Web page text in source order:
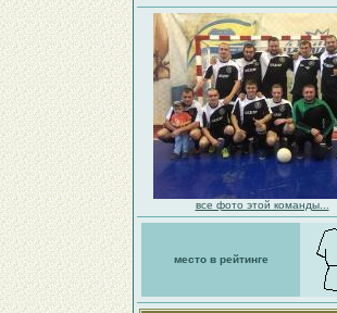
все фото этой команды...
место в рейтинге